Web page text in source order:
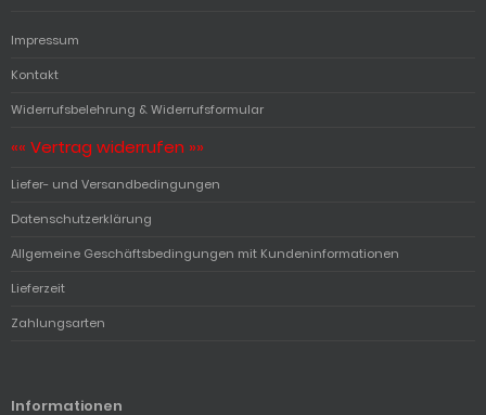
Impressum
Kontakt
Widerrufsbelehrung & Widerrufsformular
«« Vertrag widerrufen »»
Liefer- und Versandbedingungen
Datenschutzerklärung
Allgemeine Geschäftsbedingungen mit Kundeninformationen
Lieferzeit
Zahlungsarten
Informationen